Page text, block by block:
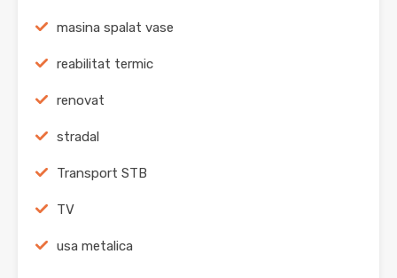
masina spalat vase
reabilitat termic
renovat
stradal
Transport STB
TV
usa metalica